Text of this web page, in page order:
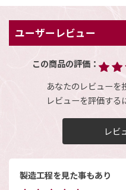
ユーザーレビュー
この商品の評価：
あなたのレビューを
レビューを評価する
レビ
製造工程を見た事もあり